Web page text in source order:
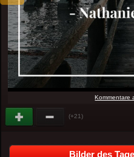
Kommentare
(+21)
Bilder des